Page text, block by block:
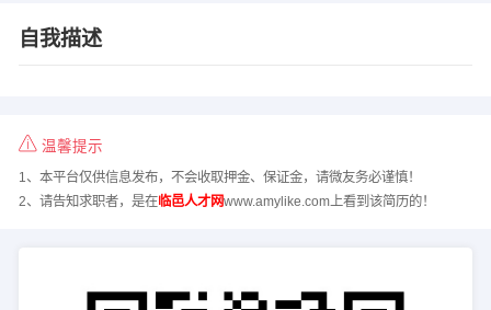
自我描述
温馨提示
1、本平台仅供信息发布，不会收取押金、保证金，请微友务必谨慎！
2、请告知求职者，是在临邑人才网www.amylike.com上看到该简历的！